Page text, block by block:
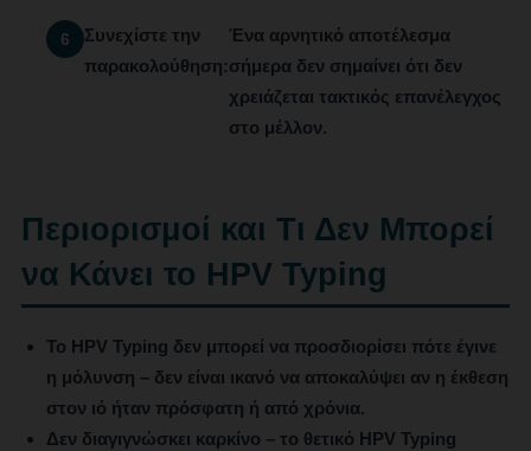
Συνεχίστε την
παρακολούθηση:
Ένα αρνητικό αποτέλεσμα
σήμερα δεν σημαίνει ότι δεν
χρειάζεται τακτικός επανέλεγχος
στο μέλλον.
Περιορισμοί και Τι Δεν Μπορεί
να Κάνει το HPV Typing
Το HPV Typing δεν μπορεί να προσδιορίσει πότε έγινε
η μόλυνση – δεν είναι ικανό να αποκαλύψει αν η έκθεση
στον ιό ήταν πρόσφατη ή από χρόνια.
Δεν διαγιγνώσκει καρκίνο – το θετικό HPV Typing